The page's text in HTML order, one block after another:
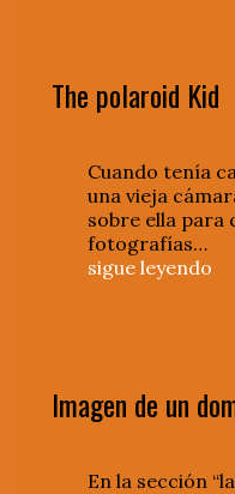
The polaroid Kid
Cuando tenía
una vieja
sobre ella para
fotografías…
sigue leyendo
Imagen de un
En la sección